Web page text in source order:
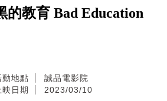
的教育 Bad Education
動地點
誠品電影院
映日期
2023/03/10